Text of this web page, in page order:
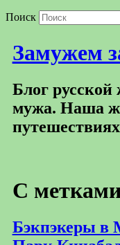
Поиск
Замужем
Блог
мужа. Наша
С
Бэкпэкеры в